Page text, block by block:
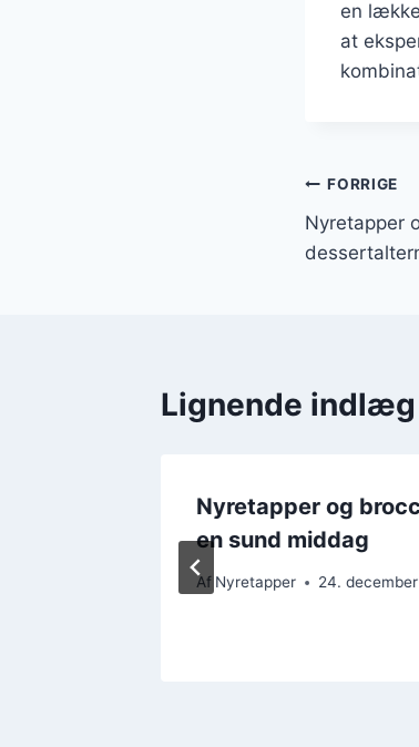
en
at
FORRIGE
Nyretapper
Lignende indlæg
Nyretapper og
en sund middag
Af Nyretapper 24.